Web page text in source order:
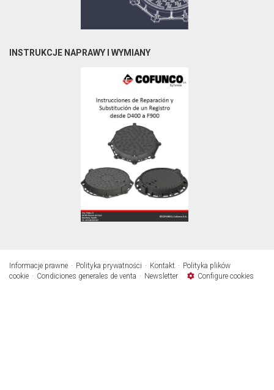
INSTRUKCJE NAPRAWY I WYMIANY
Informacje prawne Polityka prywatności Kontakt
Polityka plików
cookie
Condiciones generales de venta Newsletter Configure cookies